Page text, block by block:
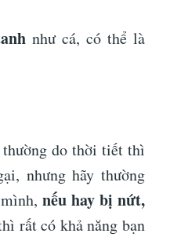
như cá, có thể là
do thời tiết thì
nhưng hãy thường
mình,nếu hay bị nứt,
rất có khả năng bạn